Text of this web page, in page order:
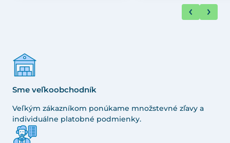
Sme veľkoobchodník
Veľkým zákazníkom ponúkame množstevné zľavy a
individuálne platobné podmienky.